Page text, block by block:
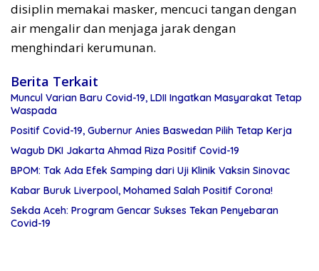
disiplin memakai masker, mencuci tangan dengan
air mengalir dan menjaga jarak dengan
menghindari kerumunan.
Berita Terkait
Muncul Varian Baru Covid-19, LDII Ingatkan Masyarakat Tetap
Waspada
Positif Covid-19, Gubernur Anies Baswedan Pilih Tetap Kerja
Wagub DKI Jakarta Ahmad Riza Positif Covid-19
BPOM: Tak Ada Efek Samping dari Uji Klinik Vaksin Sinovac
Kabar Buruk Liverpool, Mohamed Salah Positif Corona!
Sekda Aceh: Program Gencar Sukses Tekan Penyebaran
Covid-19